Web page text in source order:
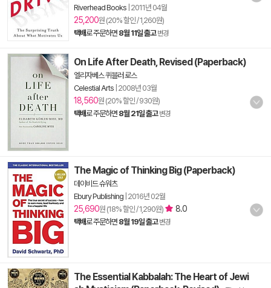
Riverhead Books 2011년 04월
25,200원 (20% 할인 / 1,260원)
택배로 주문하면 8월 11일 출고 변경
On Life After Death, Revised (Paperback)
엘리자베스 퀴블러 로스
Celestial Arts 2008년 03월
18,560원 (20% 할인 / 930원)
택배로 주문하면 8월 21일 출고 변경
The Magic of Thinking Big (Paperback)
데이비드 슈워츠
Ebury Publishing 2016년 02월
25,690원 (18% 할인 / 1,290원) 8.0
택배로 주문하면 8월 19일 출고 변경
The Essential Kabbalah: The Heart of Jewi